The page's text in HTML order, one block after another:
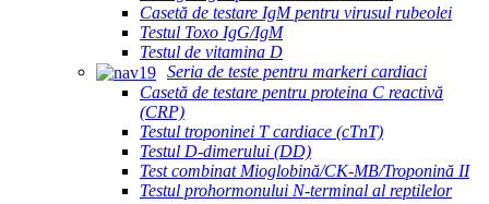
Casetă de testare IgM pentru virusul rubeolei
Testul Toxo IgG/IgM
Testul de vitamina D
Seria de teste pentru markeri cardiaci
Casetă de testare pentru proteina C reactivă
(CRP)
Testul troponinei T cardiace (cTnT)
Testul D-dimerului (DD)
Test combinat Mioglobină/CK-MB/Troponină II
Testul prohormonului N-terminal al reptilelor